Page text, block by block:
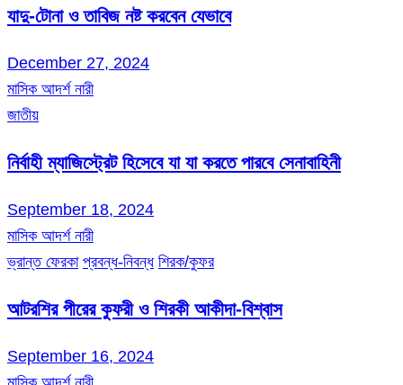
যাদু-টোনা ও তাবিজ নষ্ট করবেন যেভাবে
December 27, 2024
মাসিক আদর্শ নারী
জাতীয়
নির্বাহী ম্যাজিস্ট্রেট হিসেবে যা যা করতে পারবে সেনাবাহিনী
September 18, 2024
মাসিক আদর্শ নারী
ভ্রান্ত ফেরকা প্রবন্ধ-নিবন্ধ শিরক/কুফর
আটরশির পীরের কুফরী ও শিরকী আকীদা-বিশ্বাস
September 16, 2024